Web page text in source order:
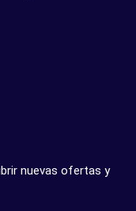
nuevas ofertas y